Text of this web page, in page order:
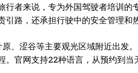
行者来说，专为外国驾驶者培训
路，还承担行驶中的安全管理和
、涩谷等主要观光区域附近出发
。官网支持22种语言，从预约到